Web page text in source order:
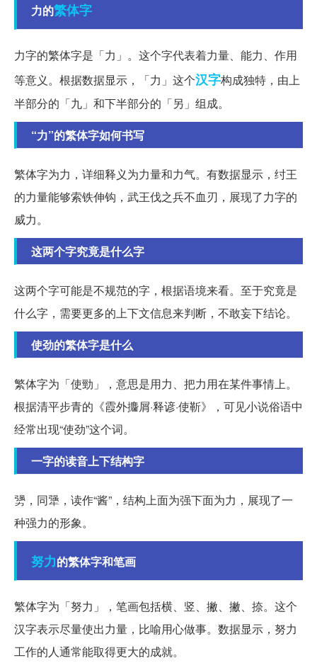
力的繁体字
力字的繁体字是「力」。这个字代表着力量、能力、作用
等意义。根据数据显示，「力」这个汉字构成独特，由上
半部分的「九」和下半部分的「另」组成。
“力”的繁体字如何书写
繁体字为力，详细释义为力量和力气。有数据显示，纣王
的力量能够索铁伸钩，武王伐之兵不血刃，展现了力字的
威力。
这两个字究竟是什么字
这两个字可能是不规范的字，根据语境来看。至于究竟是
什么字，需要更多的上下文信息来判断，不敢妄下结论。
使劲的繁体字是什么
繁体字为「使勁」，意思是用力、把力用在某件事情上。
根据清平步青的《霞外攟屑·释谚·使靳》，可见小说俗语中
经常出现“使劲”这个词。
一字的读音上下结构字
勥，同犟，读作“酱”，结构上面为强下面为力，展现了一
种强力的形象。
努力的繁体字和笔画
繁体字为「努力」，笔画包括横、竖、撇、撇、捺。这个
汉字表示尽量使出力量，比喻用心做事。数据显示，努力
工作的人通常能取得更大的成就。